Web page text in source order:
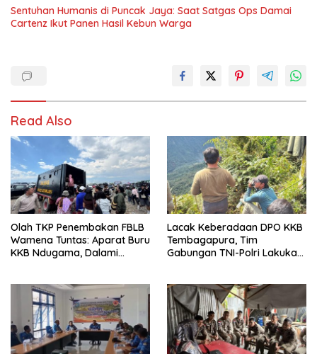
Sentuhan Humanis di Puncak Jaya: Saat Satgas Ops Damai
Cartenz Ikut Panen Hasil Kebun Warga
Read Also
Olah TKP Penembakan FBLB
Wamena Tuntas: Aparat Buru
KKB Ndugama, Dalami
Lacak Keberadaan DPO KKB
Tembagapura, Tim
Gabungan TNI-Polri Lakukan